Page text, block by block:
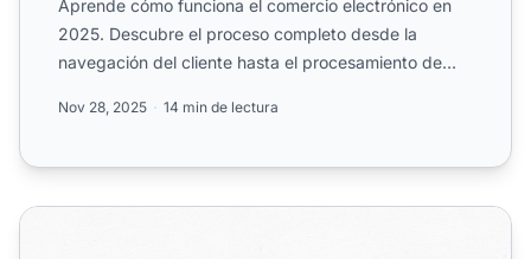
Aprende cómo funciona el comercio electrónico en
2025. Descubre el proceso completo desde la
navegación del cliente hasta el procesamiento de
Nov 28, 2025 14 min de lectura
¿Cuáles son las Ventajas y Desventajas del Comercio